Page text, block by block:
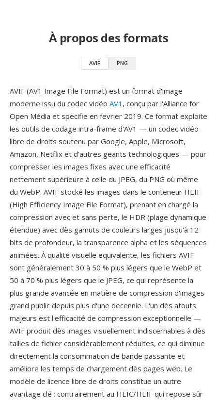
À propos des formats
AVIF PNG
AVIF (AV1 Image File Format) est un format d'image
moderne issu du codec vidéo AV1 , conçu par l'Alliance for
Open Média et specifie en fevrier 2019. Ce format exploite
les outils de codage intra-frame d'AV1 — un codec vidéo
libre de droits soutenu par Google, Apple, Microsoft,
Amazon, Netflix et d'autres geants technologiques — pour
compresser les images fixes avec une efficacité
nettement supérieure à celle du JPEG, du PNG où même
du WebP. AVIF stocké les images dans le conteneur HEIF
(High Efficiency Image File Format), prenant en chargé la
compression avec et sans perte, le HDR (plage dynamique
étendue) avec dès gamuts de couleurs larges jusqu'à 12
bits de profondeur, la transparence alpha et les séquences
animées. À qualité visuelle equivalente, les fichiers AVIF
sont généralement 30 à 50 % plus légers que le WebP et
50 à 70 % plus légers que le JPEG, ce qui représente la
plus grande avancée en matière de compression d'images
grand public depuis plus d'une decennie. L'un dès atouts
majeurs est l'efficacité de compression exceptionnelle —
AVIF produit dès images visuellement indiscernables à dès
tailles de fichier considérablement réduites, ce qui diminue
directement la consommation de bande passante et
améliore les temps de chargement dès pages web. Le
modèle de licence libre de droits constitue un autre
avantage clé : contrairement au HEIC/HEIF qui repose sûr